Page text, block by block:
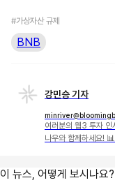
#가상자산 규제
BNB
강민승 기자
여러분의 웹3 투자 인
나우와 함께하세요!
이 뉴스, 어떻게 보시나요?